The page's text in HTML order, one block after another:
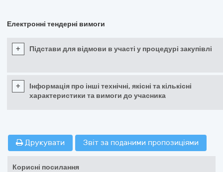
Електронні тендерні вимоги
+ Підстави для відмови в участі у процедурі закупівлі
+
Інформація про інші технічні, якісні та кількісні
характеристики та вимоги до учасника
Друкувати Звіт за поданими пропозиціями
Корисні посилання